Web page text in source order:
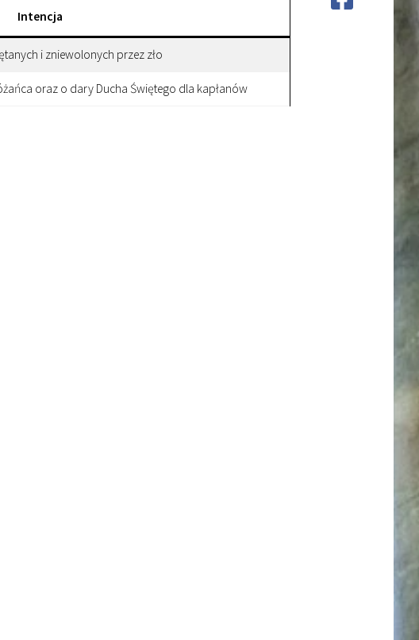
Intencja
i zniewolonych przez zło
oraz o dary Ducha Świętego dla kapłanów